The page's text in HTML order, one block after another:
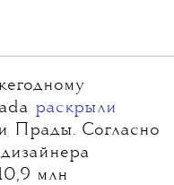
раскрыли
Прады. Согласно
млн